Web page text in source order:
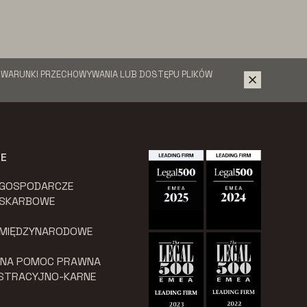
PRZECHOWYWANIA LUB DOSTĘPU PLIKÓW
POMOC PRAWNA
KARNE